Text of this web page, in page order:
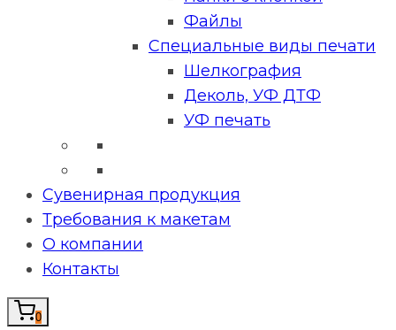
Файлы
Специальные виды печати
Шелкография
Деколь, УФ ДТФ
УФ печать
Сувенирная продукция
Требования к макетам
О компании
Контакты
0